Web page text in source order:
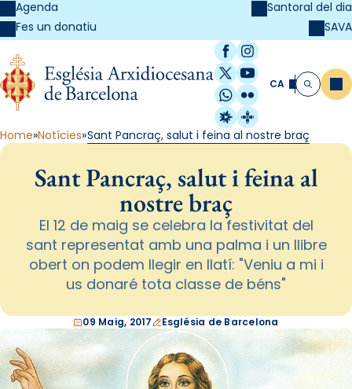
Agenda
Fes un donatiu
Santoral del dia
SAVA
Facebook
Instagram
X / Twitter
YouTube
WhatsApp
Flickr
Radio Estel
Catalunya
CA Cerca
Home Notícies Sant Pancraç, salut i feina al nostre braç
Sant Pancraç, salut i feina al
nostre braç
El 12 de maig se celebra la festivitat del
sant representat amb una palma i un llibre
obert on podem llegir en llatí: "Veniu a mi i
us donaré tota classe de béns"
09 Maig, 2017 Església de Barcelona